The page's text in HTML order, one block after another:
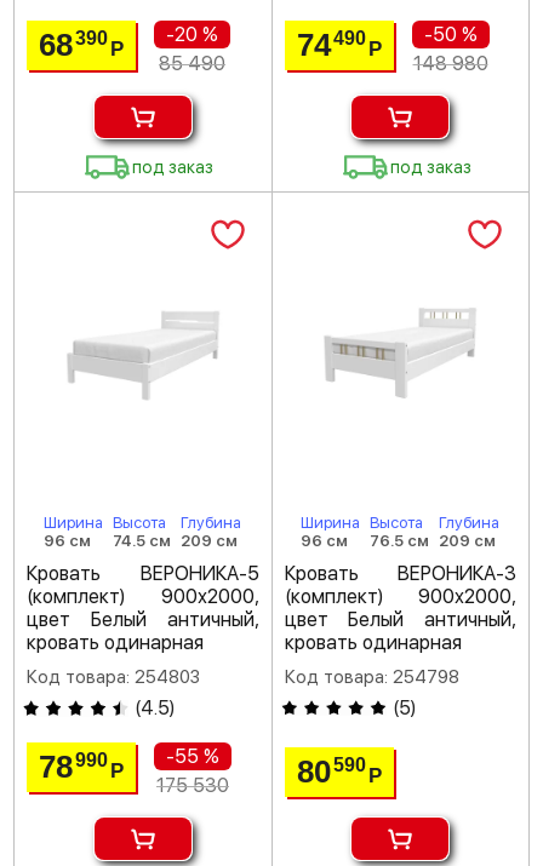
68390Р
-20 %
85 490
под заказ
74490 Р
-50 %
148 980
под заказ
Ширина
96 см
Высота
74.5 см
Глубина
209 см
Кровать ВЕРОНИКА-5
(комплект) 900х2000,
цвет Белый античный,
кровать одинарная
Код товара: 254803
(4.5)
78990Р
-55 %
175 530
Ширина
96 см
Высота
76.5 см
Глубина
209 см
Кровать ВЕРОНИКА-3
(комплект) 900х2000,
цвет Белый античный,
кровать одинарная
Код товара: 254798
(5)
80590 Р